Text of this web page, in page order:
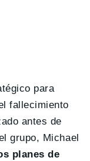
para
fallecimiento
antes de
grupo, Michael
planes de